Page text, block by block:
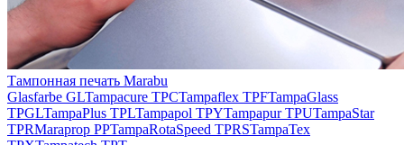
Тампонная печать Marabu
Glasfarbe GLTampacure TPCTampaflex TPFTampaGlass
TPGLTampaPlus TPLTampapol TPYTampapur TPUTampaStar
TPRMaraprop PPTampaRotaSpeed TPRSTampaTex